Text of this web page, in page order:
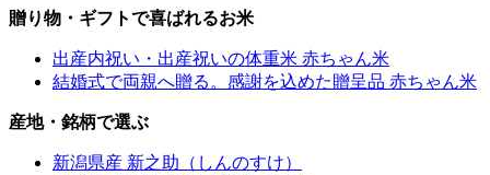
贈り物・ギフトで喜ばれるお米
出産内祝い・出産祝いの体重米 赤ちゃん米
結婚式で両親へ贈る。感謝を込めた贈呈品 赤ちゃん米
産地・銘柄で選ぶ
新潟県産 新之助（しんのすけ）